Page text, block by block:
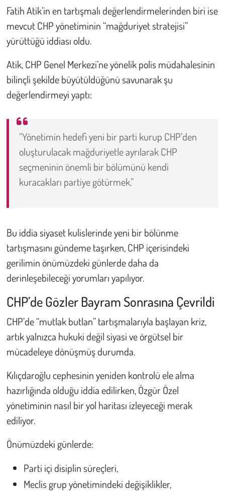
Fatih Atik’in en tartışmalı değerlendirmelerinden biri ise
mevcut CHP yönetiminin “mağduriyet stratejisi”
yürüttüğü iddiası oldu.
Atik, CHP Genel Merkezi’ne yönelik polis müdahalesinin
bilinçli şekilde büyütüldüğünü savunarak şu
değerlendirmeyi yaptı:
“Yönetimin hedefi yeni bir parti kurup CHP’den
oluşturulacak mağduriyetle ayrılarak CHP
seçmeninin önemli bir bölümünü kendi
kuracakları partiye götürmek.”
Bu iddia siyaset kulislerinde yeni bir bölünme
tartışmasını gündeme taşırken, CHP içerisindeki
gerilimin önümüzdeki günlerde daha da
derinleşebileceği yorumları yapılıyor.
CHP’de Gözler Bayram Sonrasına Çevrildi
CHP’de “mutlak butlan” tartışmalarıyla başlayan kriz,
artık yalnızca hukuki değil siyasi ve örgütsel bir
mücadeleye dönüşmüş durumda.
Kılıçdaroğlu cephesinin yeniden kontrolü ele alma
hazırlığında olduğu iddia edilirken, Özgür Özel
yönetiminin nasıl bir yol haritası izleyeceği merak
ediliyor.
Önümüzdeki günlerde:
Parti içi disiplin süreçleri,
Meclis grup yönetimindeki değişiklikler,